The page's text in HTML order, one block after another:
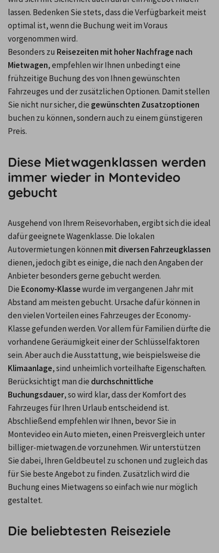
lassen. Bedenken Sie stets, dass die Verfügbarkeit meist
optimal ist, wenn die Buchung weit im Voraus
vorgenommen wird.
Besonders zu Reisezeiten mit hoher Nachfrage nach
Mietwagen, empfehlen wir Ihnen unbedingt eine
frühzeitige Buchung des von Ihnen gewünschten
Fahrzeuges und der zusätzlichen Optionen. Damit stellen
Sie nicht nur sicher, die gewünschten Zusatzoptionen
buchen zu können, sondern auch zu einem günstigeren
Preis.
Diese Mietwagenklassen werden
immer wieder in Montevideo
gebucht
Ausgehend von Ihrem Reisevorhaben, ergibt sich die ideal
dafür geeignete Wagenklasse. Die lokalen
Autovermietungen können mit diversen Fahrzeugklassen
dienen, jedoch gibt es einige, die nach den Angaben der
Anbieter besonders gerne gebucht werden.
Die Economy-Klasse wurde im vergangenen Jahr mit
Abstand am meisten gebucht. Ursache dafür können in
den vielen Vorteilen eines Fahrzeuges der Economy-
Klasse gefunden werden. Vor allem für Familien dürfte die
vorhandene Geräumigkeit einer der Schlüsselfaktoren
Klimaanlage, sind unheimlich vorteilhafte Eigenschaften.
Berücksichtigt man die durchschnittliche
Buchungsdauer, so wird klar, dass der Komfort des
Fahrzeuges für Ihren Urlaub entscheidend ist.
Abschließend empfehlen wir Ihnen, bevor Sie in
Montevideo ein Auto mieten, einen Preisvergleich unter
billiger-mietwagen.de vorzunehmen. Wir unterstützen
Sie dabei, Ihren Geldbeutel zu schonen und zugleich das
für Sie beste Angebot zu finden. Zusätzlich wird die
Buchung eines Mietwagens so einfach wie nur möglich
gestaltet.
Die beliebtesten Reiseziele